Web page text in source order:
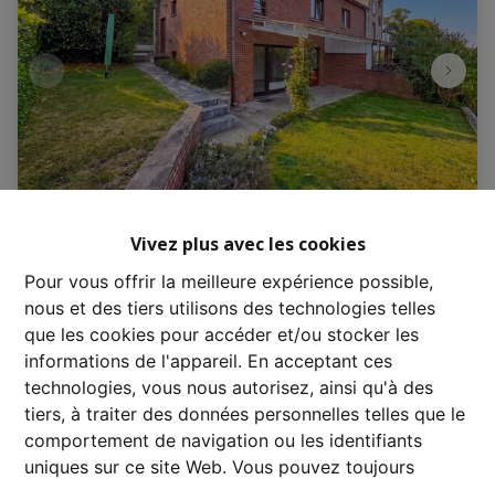
Vivez plus avec les cookies
Pour vous offrir la meilleure expérience possible,
nous et des tiers utilisons des technologies telles
que les cookies pour accéder et/ou stocker les
informations de l'appareil. En acceptant ces
technologies, vous nous autorisez, ainsi qu'à des
tiers, à traiter des données personnelles telles que le
comportement de navigation ou les identifiants
uniques sur ce site Web. Vous pouvez toujours
6941 Bomal-Sur-Ourthe | Ref: 3541
€ 800 /mois
2 1 1